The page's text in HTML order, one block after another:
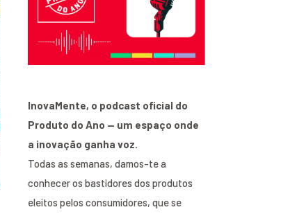
InovaMente, o podcast oficial do
Produto do Ano — um espaço onde
a inovação ganha voz.
Todas as semanas, damos-te a
conhecer os bastidores dos produtos
eleitos pelos consumidores, que se